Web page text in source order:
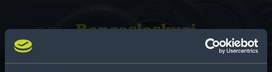
Rengas­laskuri
Auttaa sinua valitsemaan oikean kokoisen renkaan,
kun vaihdat rengaskokoa.